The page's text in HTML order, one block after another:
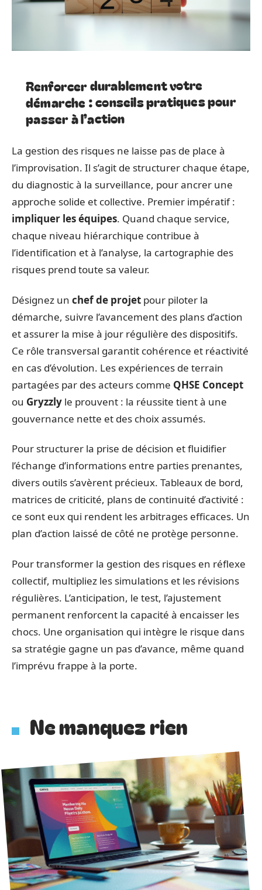
Renforcer durablement votre
démarche : conseils pratiques pour
passer à l’action
La gestion des risques ne laisse pas de place à
l’improvisation. Il s’agit de structurer chaque étape,
du diagnostic à la surveillance, pour ancrer une
approche solide et collective. Premier impératif :
impliquer les équipes. Quand chaque service,
chaque niveau hiérarchique contribue à
l’identification et à l’analyse, la cartographie des
risques prend toute sa valeur.
Désignez un chef de projet pour piloter la
démarche, suivre l’avancement des plans d’action
et assurer la mise à jour régulière des dispositifs.
Ce rôle transversal garantit cohérence et réactivité
en cas d’évolution. Les expériences de terrain
partagées par des acteurs comme QHSE Concept
ou Gryzzly le prouvent : la réussite tient à une
gouvernance nette et des choix assumés.
Pour structurer la prise de décision et fluidifier
l’échange d’informations entre parties prenantes,
divers outils s’avèrent précieux. Tableaux de bord,
matrices de criticité, plans de continuité d’activité :
ce sont eux qui rendent les arbitrages efficaces. Un
plan d’action laissé de côté ne protège personne.
Pour transformer la gestion des risques en réflexe
collectif, multipliez les simulations et les révisions
régulières. L’anticipation, le test, l’ajustement
permanent renforcent la capacité à encaisser les
chocs. Une organisation qui intègre le risque dans
sa stratégie gagne un pas d’avance, même quand
l’imprévu frappe à la porte.
Ne manquez rien